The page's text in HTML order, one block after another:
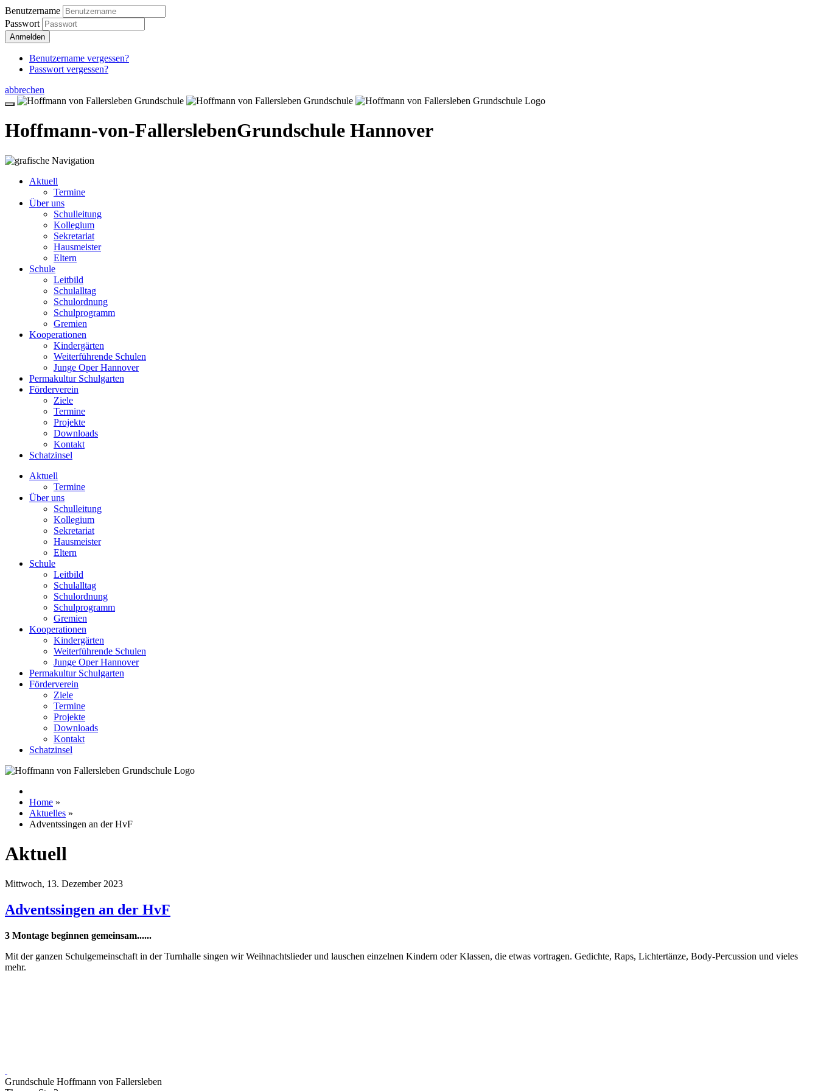
Benutzername
Passwort
Anmelden
Benutzername vergessen?
Passwort vergessen?
abbrechen
Hoffmann-von-FallerslebenGrundschule Hannover
Aktuell
Termine
Über uns
Schulleitung
Kollegium
Sekretariat
Hausmeister
Eltern
Schule
Leitbild
Schulalltag
Schulordnung
Schulprogramm
Gremien
Kooperationen
Kindergärten
Weiterführende Schulen
Junge Oper Hannover
Permakultur Schulgarten
Förderverein
Ziele
Termine
Projekte
Downloads
Kontakt
Schatzinsel
Aktuell
Termine
Über uns
Schulleitung
Kollegium
Sekretariat
Hausmeister
Eltern
Schule
Leitbild
Schulalltag
Schulordnung
Schulprogramm
Gremien
Kooperationen
Kindergärten
Weiterführende Schulen
Junge Oper Hannover
Permakultur Schulgarten
Förderverein
Ziele
Termine
Projekte
Downloads
Kontakt
Schatzinsel
Home »
Aktuelles »
Adventssingen an der HvF
Aktuell
Mittwoch, 13. Dezember 2023
Adventssingen an der HvF
3 Montage beginnen gemeinsam......
Mit der ganzen Schulgemeinschaft in der Turnhalle singen wir Weihnachtslieder und lauschen einzelnen Kindern oder Klassen, die etwas vortragen. Gedichte, Raps, Lichtertänze, Body-Percussion und vieles
mehr.
Grundschule Hoffmann von Fallersleben